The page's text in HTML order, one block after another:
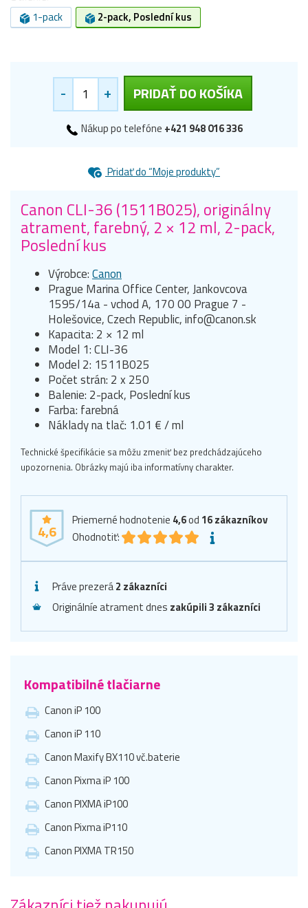
1-pack 2-pack, Poslední kus
- + PRIDAŤ DO KOŠÍKA
Nákup po telefóne +421 948 016 336
Pridať do “Moje produkty”
Canon CLI-36 (1511B025), originálny
atrament, farebný, 2 × 12 ml, 2-pack,
Poslední kus
Výrobce:Canon
Prague Marina Office Center, Jankovcova
1595/14a - vchod A, 170 00 Prague 7 -
Holešovice, Czech Republic, info@canon.sk
Kapacita: 2 × 12 ml
Model 1: CLI-36
Model 2: 1511B025
Počet strán: 2 x 250
Balenie: 2-pack, Poslední kus
Farba: farebná
Náklady na tlač: 1.01 € / ml
Technické špecifikácie sa môžu zmeniť bez predchádzajúceho
upozornenia. Obrázky majú iba informatívny charakter.
4,6
Priemerné hodnotenie 4,6od 16zákazníkov
Ohodnotiť:
Práve prezerá2 zákazníci
Originálníe atrament dnes zakúpili 3 zákazníci
Kompatibilné tlačiarne
Canon iP 100
Canon iP 110
Canon Maxify BX110 vč.baterie
Canon Pixma iP 100
Canon PIXMA iP100
Canon Pixma iP110
Canon PIXMA TR150